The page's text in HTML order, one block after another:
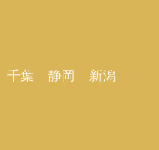
千葉 静岡
新潟